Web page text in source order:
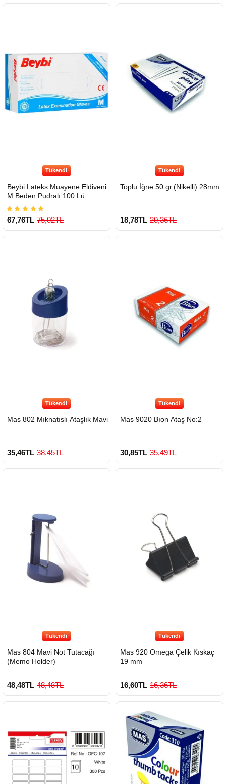
Tükendi
Beybi Lateks Muayene Eldiveni
M Beden Pudralı 100 Lü
67,76TL 75,02TL
Tükendi
Toplu İğne 50 gr.(Nikelli) 28mm.
18,78TL 20,36TL
Tükendi
Mas 802 Mıknatıslı Ataşlık Mavi
35,46TL 38,45TL
Tükendi
Mas 9020 Bıon Ataş No:2
30,85TL 35,49TL
Tükendi
Mas 804 Mavi Not Tutacağı
(Memo Holder)
48,48TL 48,48TL
Tükendi
Mas 920 Omega Çelik Kıskaç
19 mm
16,60TL 16,36TL